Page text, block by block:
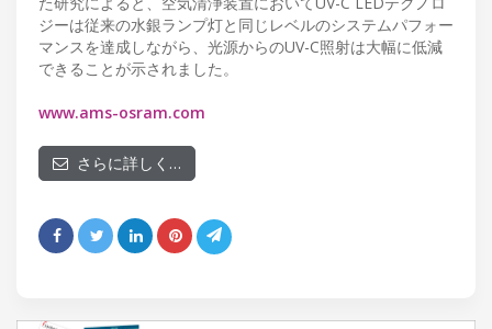
ジーは従来の水銀ランプ灯と同じレベルのシステムパフォー
マンスを達成しながら、光源からのUV-C照射は大幅に低減
できることが示されました。
www.ams-osram.com
さらに詳しく…